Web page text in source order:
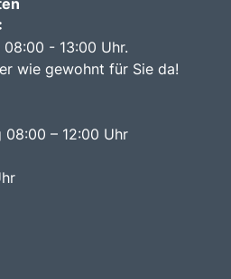
- 13:00 Uhr.
wie gewohnt für Sie da!
– 12:00 Uhr